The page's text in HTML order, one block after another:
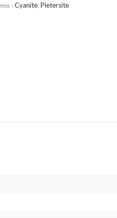
: Cyanite,Pietersite